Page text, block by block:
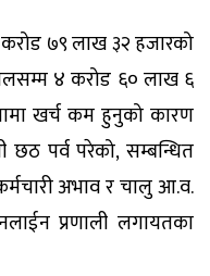
७९ लाख ३२ हजारको
४ करोड ६० लाख ६
खर्च कम हुनुको कारण
छठ पर्व परेको, सम्बन्धित
अभाव र चालु आ.व.
प्रणाली लगायतका